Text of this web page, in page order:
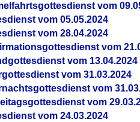
vom
vom 05.05.2024
vom 28.04.2024
vom
vom 13.04.2024
vom 31.03.2024
vom
vom
vom 24.03.2024